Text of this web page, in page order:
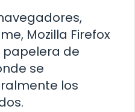
Mozilla Firefox
papelera de
se
los